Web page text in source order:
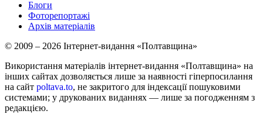
Блоги
Фоторепортажі
Архів матеріалів
© 2009 – 2026 Інтернет-видання «Полтавщина»
Використання матеріалів інтернет-видання «Полтавщина» на
інших сайтах дозволяється лише за наявності гіперпосилання
на сайт poltava.to, не закритого для індексації пошуковими
системами; у друкованих виданнях — лише за погодженням з
редакцією.